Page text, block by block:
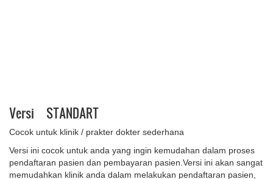
Versi STANDART
Cocok untuk klinik / prakter dokter sederhana
Versi ini cocok untuk anda yang ingin kemudahan dalam proses
pendaftaran pasien dan pembayaran pasien.Versi ini akan sangat
memudahkan klinik anda dalam melakukan pendaftaran pasien,